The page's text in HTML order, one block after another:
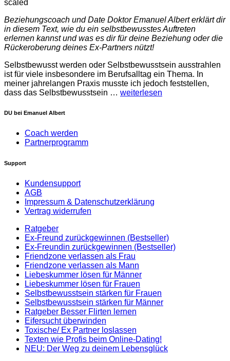
Beziehungscoach und Date Doktor Emanuel Albert erklärt dir
in diesem Text, wie du ein selbstbewusstes Auftreten
erlernen kannst und was es dir für deine Beziehung oder die
Rückeroberung deines Ex-Partners nützt!
Selbstbewusst werden oder Selbstbewusstsein ausstrahlen
ist für viele insbesondere im Berufsalltag ein Thema. In
meiner jahrelangen Praxis musste ich jedoch feststellen,
dass das Selbstbewusstsein … weiterlesen
DU bei Emanuel Albert
Coach werden
Partnerprogramm
Support
Kundensupport
AGB
Impressum & Datenschutzerklärung
Vertrag widerrufen
Ratgeber
Ex-Freund zurückgewinnen (Bestseller)
Ex-Freundin zurückgewinnen (Bestseller)
Friendzone verlassen als Frau
Friendzone verlassen als Mann
Liebeskummer lösen für Männer
Liebeskummer lösen für Frauen
Selbstbewusstsein stärken für Frauen
Selbstbewusstsein stärken für Männer
Ratgeber Besser Flirten lernen
Eifersucht überwinden
Toxische/ Ex Partner loslassen
Texten wie Profis beim Online-Dating!
NEU: Der Weg zu deinem Lebensglück